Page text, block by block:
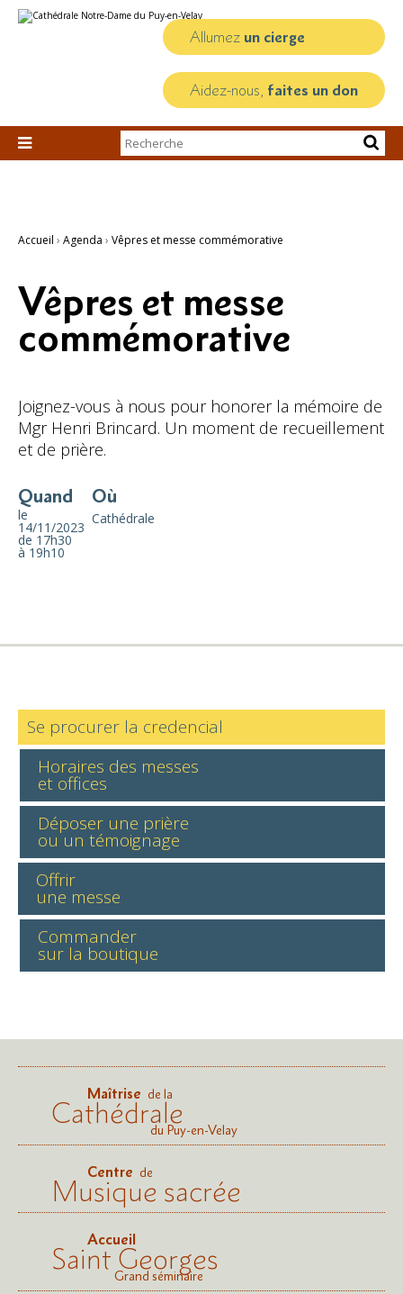
au
personnels
Allumez un cierge
Aidez-nous, faites un don

Chercher par
Recherche
Accueil › Agenda › Vêpres et messe commémorative
Vêpres et messe
commémorative
Joignez-vous à nous pour honorer la mémoire de
Mgr Henri Brincard. Un moment de recueillement
et de prière.
Quand
le
14/11/2023
de 17h30
à 19h10
Où
Cathédrale
Se procurer la credencial
Horaires des messes
et offices
Déposer une prière
ou un témoignage
Offrir
une messe
Commander
sur la boutique
Maîtrise de la
Cathédraledu Puy-en-Velay
Centre de
Musique sacrée
Accueil
Saint Georges
Grand séminaire